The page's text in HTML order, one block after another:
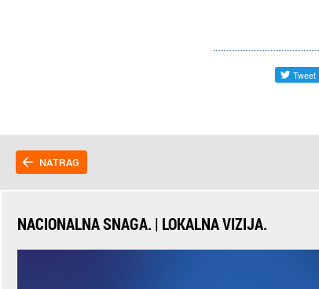
NATRAG
NACIONALNA SNAGA. | LOKALNA VIZIJA.